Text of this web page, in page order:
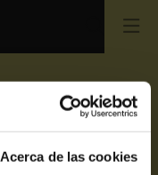
Acerca de las cookies